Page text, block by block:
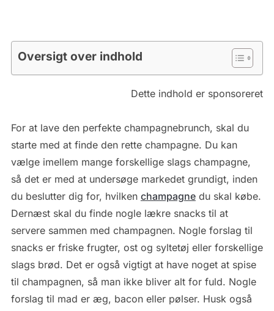
Oversigt over indhold
Dette indhold er sponsoreret
For at lave den perfekte champagnebrunch, skal du
starte med at finde den rette champagne. Du kan
vælge imellem mange forskellige slags champagne,
så det er med at undersøge markedet grundigt, inden
du beslutter dig for, hvilken champagnedu skal købe.
Dernæst skal du finde nogle lækre snacks til at
servere sammen med champagnen. Nogle forslag til
snacks er friske frugter, ost og syltetøj eller forskellige
slags brød. Det er også vigtigt at have noget at spise
til champagnen, så man ikke bliver alt for fuld. Nogle
forslag til mad er æg, bacon eller pølser. Husk også